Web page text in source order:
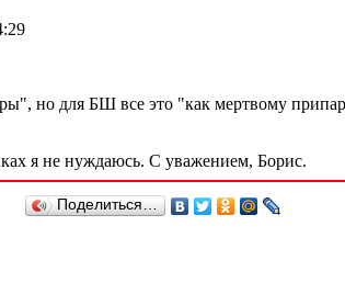
но для БШ все это "как мертвому
я не нуждаюсь. С уважением, Борис.
Поделиться…